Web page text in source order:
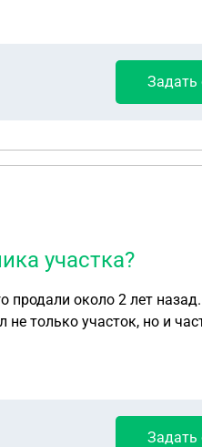
Задать
участка?
около 2 лет
только участок, но и
земли нет (так как
имущества? Можно ли
Задать